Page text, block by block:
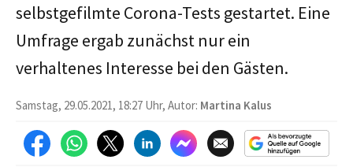
selbstgefilmte Corona-Tests gestartet. Eine
Umfrage ergab zunächst nur ein
verhaltenes Interesse bei den Gästen.
Samstag, 29.05.2021, 18:27 Uhr, Autor: Martina Kalus